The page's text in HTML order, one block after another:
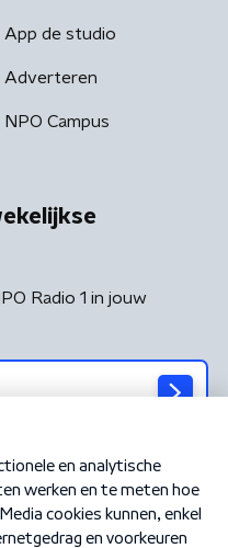
App de studio
Adverteren
NPO Campus
Radio 1 in jouw